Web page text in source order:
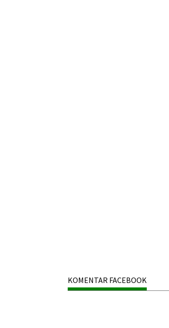
KOMENTAR FACEBOOK